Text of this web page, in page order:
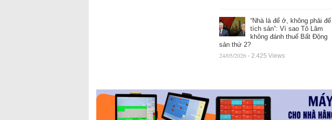
“Nhà là để ở, không phải để
tích sản”: Vì sao Tô Lâm
không đánh thuế Bất Động
sản thứ 2?
24/05/2026 - 2.425 Views